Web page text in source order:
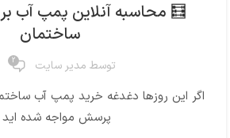
🧮 محاسبه آنلاین پمپ آب
ساختمان
توسط مدیر سایت 2
اگر این روزها دغدغه خرید پمپ آب
پرسش مواجه شده اید